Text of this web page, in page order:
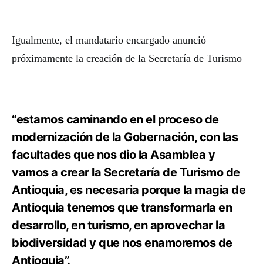
Igualmente, el mandatario encargado anunció
próximamente la creación de la Secretaría de Turismo
“estamos caminando en el proceso de
modernización de la Gobernación, con las
facultades que nos dio la Asamblea y
vamos a crear la Secretaría de Turismo de
Antioquia, es necesaria porque la magia de
Antioquia tenemos que transformarla en
desarrollo, en turismo, en aprovechar la
biodiversidad y que nos enamoremos de
Antioquia”.